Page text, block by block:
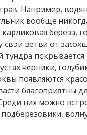
Например,
вообще
береза,
свои ветви от
тундра
черники,
появляются
благоприятны
них можно